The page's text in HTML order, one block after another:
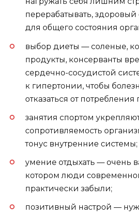
перерабатывать,
для общего состояния
выбор диеты — соленые,
продукты, консерванты
сердечно-сосудистой
к гипертонии, чтобы
отказаться от
занятия спортом
сопротивляемость
тонус внутренние системы;
умение отдыхать — очень
котором люди
практически забыли;
позитивный настрой —